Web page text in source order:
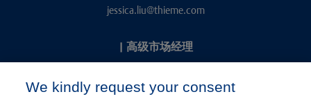
jessica.liu@thieme.com
| 高级市场经理
kevin.chang@thieme.com
We kindly request your consent